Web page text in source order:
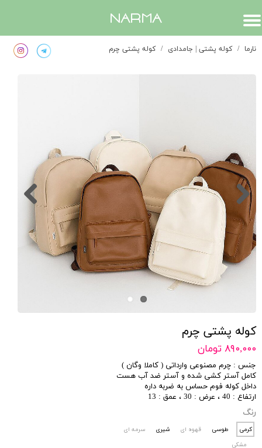
​narma
نارما کوله پشتی | جامدادی کوله پشتی چرم
کوله پشتی چرم
۸۹۰,۰۰۰ تومان
جنس : چرم مصنوعی وارداتی ( کاملا وگان )
کامل آستر کشی شده و آستر ضد آب هست
داخل کوله فوم حساس به ضربه داره
ارتفاع : 40 ، عرض : 30 ، عمق : 13
رنگ
کرمی طوسی قهوه ای شیری
سرمه ای
مشکی